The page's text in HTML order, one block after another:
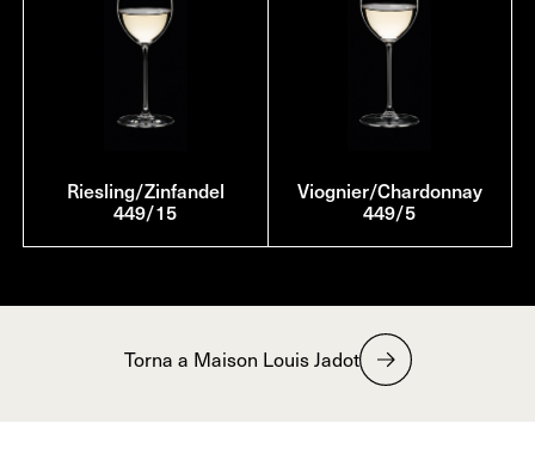
Riesling/Zinfandel
449/15
Viognier/Chardonnay
449/5
Torna a Maison Louis Jadot